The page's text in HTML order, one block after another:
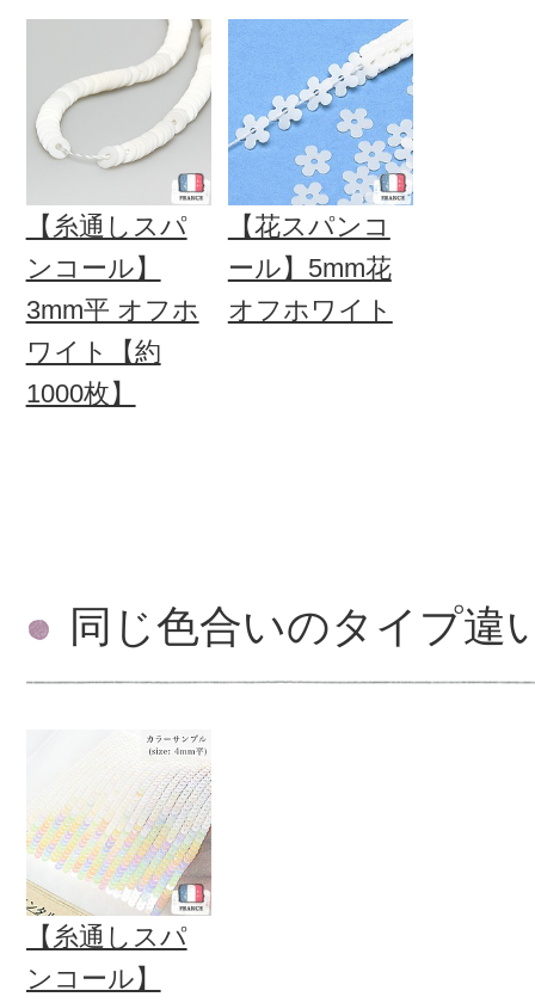
【糸通しスパ
ンコール】
3mm平 オフホ
ワイト【約
1000枚】
【花スパンコ
ール】5mm花
オフホワイト
同じ色合いのタイプ違
【糸通しスパ
ンコール】